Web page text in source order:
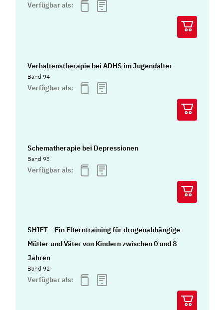
Verfügbar als:
Verhaltenstherapie bei ADHS im Jugendalter
Band 94
Verfügbar als:
Schematherapie bei Depressionen
Band 93
Verfügbar als:
SHIFT – Ein Elterntraining für drogenabhängige
Mütter und Väter von Kindern zwischen 0 und 8
Jahren
Band 92
Verfügbar als: